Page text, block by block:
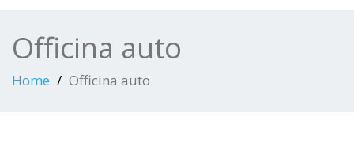
Officina auto
Home Officina auto